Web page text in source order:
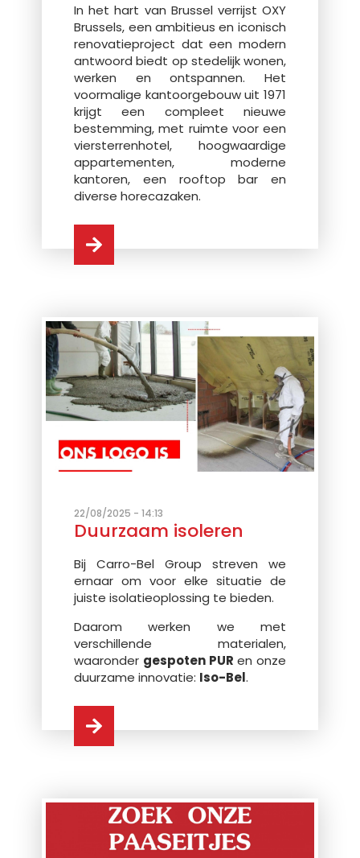
In het hart van Brussel verrijst OXY
Brussels, een ambitieus en iconisch
renovatieproject dat een modern
antwoord biedt op stedelijk wonen,
werken en ontspannen. Het
voormalige kantoorgebouw uit 1971
krijgt een compleet nieuwe
bestemming, met ruimte voor een
viersterrenhotel, hoogwaardige
appartementen, moderne
kantoren, een rooftop bar en
diverse horecazaken.
22/08/2025 - 14:13
Duurzaam isoleren
Bij Carro-Bel Group streven we
ernaar om voor elke situatie de
juiste isolatieoplossing te bieden.
Daarom werken we met
verschillende materialen,
waaronder gespoten PUR en onze
duurzame innovatie: Iso-Bel.